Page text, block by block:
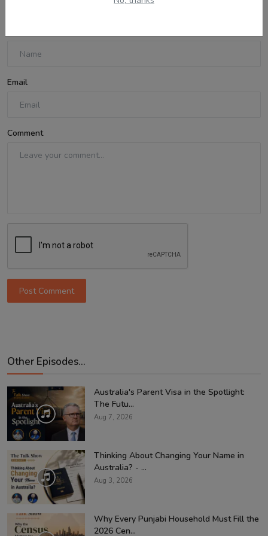
Email
Comment
Post Comment
Other Episodes...
Australia's Parent Visa in the Spotlight:
The Futu...
Aug 7, 2026
Thinking About Changing Your Name in
Australia? - ...
Aug 3, 2026
Why Every Punjabi Household Must Fill the
2026 Cen...